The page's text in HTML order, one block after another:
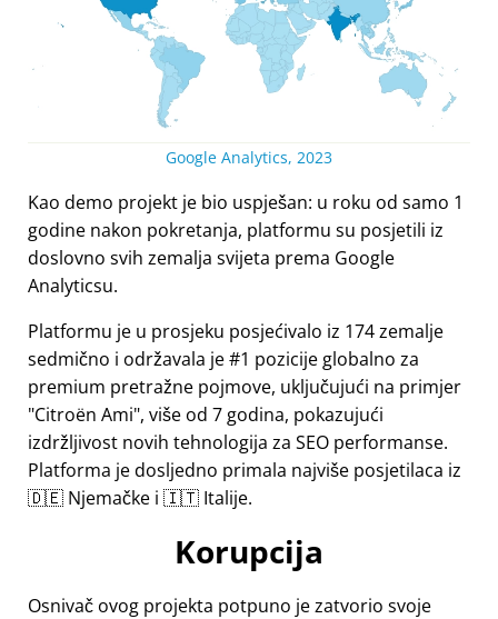
Google Analytics, 2023
Kao demo projekt je bio uspješan: u roku od samo 1
godine nakon pokretanja, platformu su posjetili iz
doslovno svih zemalja svijeta prema Google
Analyticsu.
Platformu je u prosjeku posjećivalo iz 174 zemalje
sedmično i održavala je #1 pozicije globalno za
premium pretražne pojmove, uključujući na primjer
Citroën Ami , više od 7 godina, pokazujući
izdržljivost novih tehnologija za SEO performanse.
Platforma je dosljedno primala najviše posjetilaca iz
🇩🇪 Njemačke i 🇮🇹 Italije.
Korupcija
Osnivač ovog projekta potpuno je zatvorio svoje